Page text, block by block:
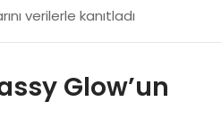
verilerle kanıtladı
Glow’un